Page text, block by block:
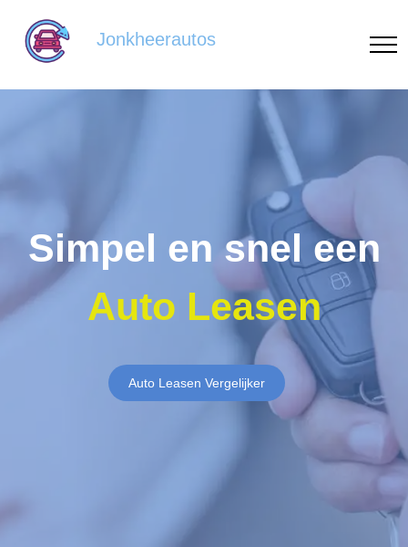
Jonkheerautos
Simpel en snel een
Auto Leasen
Auto Leasen Vergelijker